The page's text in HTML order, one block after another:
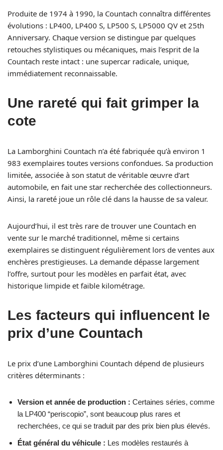
Produite de 1974 à 1990, la Countach connaîtra différentes
évolutions : LP400, LP400 S, LP500 S, LP5000 QV et 25th
Anniversary. Chaque version se distingue par quelques
retouches stylistiques ou mécaniques, mais l’esprit de la
Countach reste intact : une supercar radicale, unique,
immédiatement reconnaissable.
Une rareté qui fait grimper la
cote
La Lamborghini Countach n’a été fabriquée qu’à environ 1
983 exemplaires toutes versions confondues. Sa production
limitée, associée à son statut de véritable œuvre d’art
automobile, en fait une star recherchée des collectionneurs.
Ainsi, la rareté joue un rôle clé dans la hausse de sa valeur.
Aujourd’hui, il est très rare de trouver une Countach en
vente sur le marché traditionnel, même si certains
exemplaires se distinguent régulièrement lors de ventes aux
enchères prestigieuses. La demande dépasse largement
l’offre, surtout pour les modèles en parfait état, avec
historique limpide et faible kilométrage.
Les facteurs qui influencent le
prix d’une Countach
Le prix d’une Lamborghini Countach dépend de plusieurs
critères déterminants :
Version et année de production : Certaines séries, comme
la LP400 “periscopio”, sont beaucoup plus rares et
recherchées, ce qui se traduit par des prix bien plus élevés.
État général du véhicule : Les modèles restaurés à